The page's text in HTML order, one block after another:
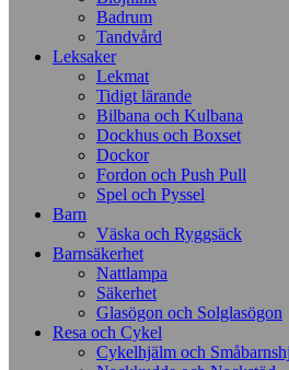
Badrum
Tandvård
Leksaker
Lekmat
Tidigt lärande
Bilbana och Kulbana
Dockhus och Boxset
Dockor
Fordon och Push Pull
Spel och Pyssel
Barn
Väska och Ryggsäck
Barnsäkerhet
Nattlampa
Säkerhet
Glasögon och Solglasögon
Resa och Cykel
Cykelhjälm och